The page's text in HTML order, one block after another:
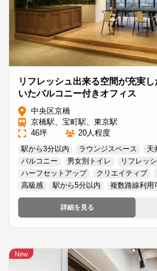
リフレッシュ出来る空間が充実
いたバルコニー付きオフィス
中央区京橋
京橋駅、宝町駅、東京駅
46坪
20人程度
駅から3分以内 ラウンジスペース 天
バルコニー
男女別トイレ
リフレッ
ハーフセットアップ
クリエイティブ
高級感
駅から5分以内 複数路線利用
詳細を見る
New